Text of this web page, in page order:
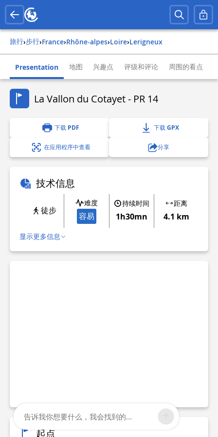
旅行› 步行› france› rhône-alpes› loire› lerigneux
Presentation 地图 兴趣点 评级和评论 周围的看点
La Vallon du Cotayet - PR 14
下载 PDF 下载 GPX
在应用程序中查看 分享
技术信息
徒步
难度
容易
持续时间
1h30mn
距离
4.1 km
显示更多信息
起点
告诉我你想要什么，我会找到的...